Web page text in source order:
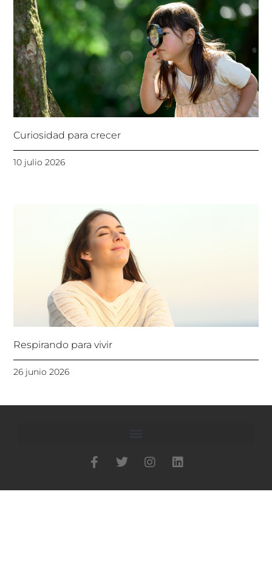
Curiosidad para crecer
10 julio 2026
Respirando para vivir
26 junio 2026